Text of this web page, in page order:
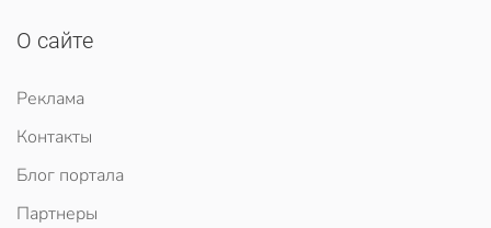
О сайте
Реклама
Контакты
Блог портала
Партнеры